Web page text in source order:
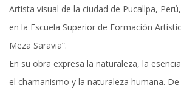
Artista visual de la ciudad de Pucallpa,
en la Escuela Superior de Formación
Meza Saravia”.
En su obra expresa la naturaleza, la
el chamanismo y la naturaleza humana.